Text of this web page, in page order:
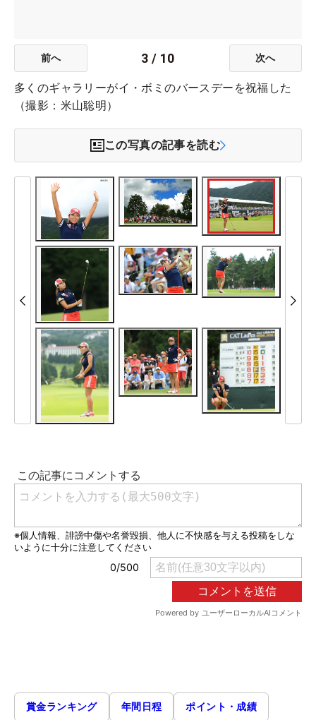
前へ 3 / 10 次へ
多くのギャラリーがイ・ボミのバースデーを祝福した
（撮影：米山聡明）
この写真の記事を読む
賞金ランキング 年間日程 ポイント・成績